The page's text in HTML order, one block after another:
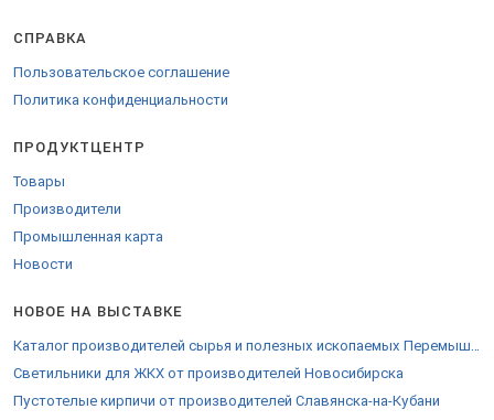
СПРАВКА
Пользовательское соглашение
Политика конфиденциальности
ПРОДУКТЦЕНТР
Товары
Производители
Промышленная карта
Новости
НОВОЕ НА ВЫСТАВКЕ
Каталог производителей сырья и полезных ископаемых Перемышли
Светильники для ЖКХ от производителей Новосибирска
Пустотелые кирпичи от производителей Славянска-на-Кубани